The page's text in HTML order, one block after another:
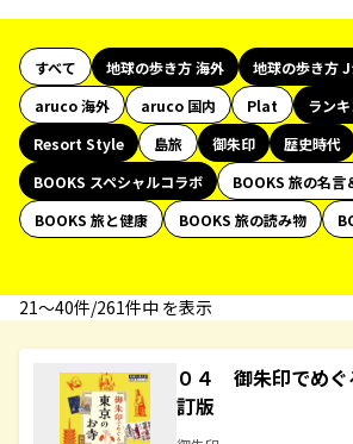
すべて 地球の歩き方 海外
地球の歩き方 J
aruco 海外
aruco 国内 Plat
ラン
Resort Style
島旅 御朱印 歴史時代
BOOKS スペシャルコラボ
BOOKS 旅の名言
BOOKS 旅と健康
BOOKS 旅の読み物
21〜40件/261件中 を表示
０４ 御朱印でめ
訂版